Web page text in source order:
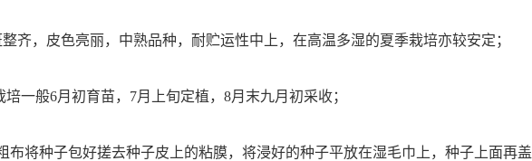
齐，皮色亮丽，中熟品种，耐贮运性中上，在高温多湿的夏季栽培亦较安定；
培一般6月初育苗， 7月上旬定植， 8月末九月初采收；
将种子包好搓去种子皮上的粘膜，将浸好的种子平放在湿毛巾上，种子上面再盖